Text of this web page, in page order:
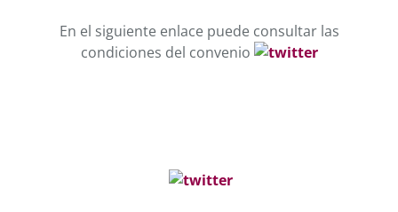
En el siguiente enlace puede consultar las
condiciones del convenio